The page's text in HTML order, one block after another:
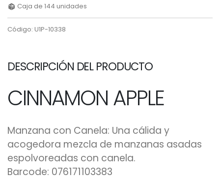
Caja de 144 unidades
Código: U1P-10338
DESCRIPCIÓN DEL PRODUCTO
CINNAMON APPLE
Manzana con Canela: Una cálida y
acogedora mezcla de manzanas asadas
espolvoreadas con canela.
Barcode: 076171103383